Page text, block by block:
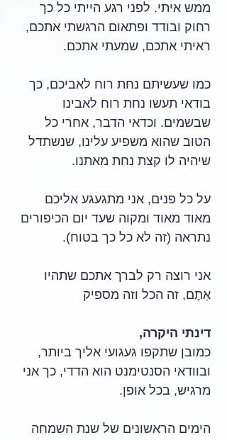
ממש איתי. לפני רגע הייתי כל כך
רחוק ובודד ופתאום הרגשתי אתכם,
ראיתי אתכם, שמעתי אתכם.
כמו שעשיתם נחת רוח לאביכם, כך
בודאי תעשו נחת רוח לאבינו
שבשמים. וכדאי הדבר, אחרי כל
הטוב שהוא משפיע עלינו, שנשתדל
שיהיה לו קצת נחת מאתנו.
על כל פנים, אני מתגעגע אליכם
מאוד מאוד ומקוה שעד יום הכיפורים
נתראה (זה לא כל כך בטוח).
אני רוצה רק לברך אתכם שתהיו
אַתֶם, זה הכל וזה מספיק
דינתי היקרה,
כמובן שתקפו געגועי אליך ביותר,
ובוודאי הסנטימנט הוא הדדי, כך אני
מרגיש, בכל אופן.
הימים הראשונים של שנת השמחה